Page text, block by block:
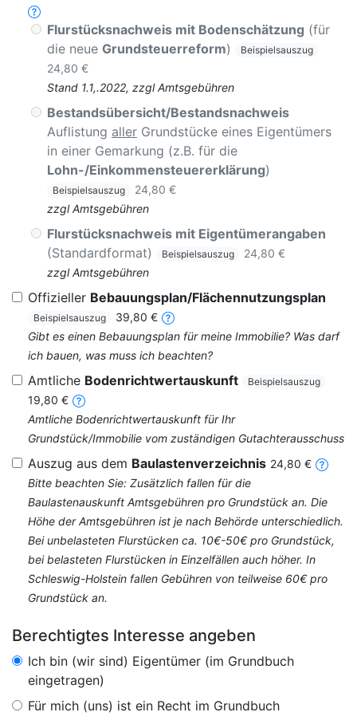
Flurstücksnachweis mit Bodenschätzung (für
die neue Grundsteuerreform) Beispielsauszug
24,80 €
Stand 1.1,.2022, zzgl Amtsgebühren
Bestandsübersicht/Bestandsnachweis
Auflistung aller Grundstücke eines Eigentümers
in einer Gemarkung (z.B. für die
Lohn-/Einkommensteuererklärung)
Beispielsauszug
24,80 €
zzgl Amtsgebühren
Flurstücksnachweis mit Eigentümerangaben
(Standardformat)
Beispielsauszug
24,80 €
zzgl Amtsgebühren
Offizieller Bebauungsplan/Flächennutzungsplan
Beispielsauszug
39,80 €
Gibt es einen Bebauungsplan für meine Immobilie? Was darf
ich bauen, was muss ich beachten?
Amtliche Bodenrichtwertauskunft Beispielsauszug
19,80 €
Amtliche Bodenrichtwertauskunft für Ihr
Grundstück/Immobilie vom zuständigen Gutachterausschuss
Auszug aus dem Baulastenverzeichnis 24,80 €
Bitte beachten Sie: Zusätzlich fallen für die
Baulastenauskunft Amtsgebühren pro Grundstück an. Die
Höhe der Amtsgebühren ist je nach Behörde unterschiedlich.
Bei unbelasteten Flurstücken ca. 10€-50€ pro Grundstück,
bei belasteten Flurstücken in Einzelfällen auch höher. In
Schleswig-Holstein fallen Gebühren von teilweise 60€ pro
Grundstück an.
Berechtigtes Interesse angeben
Ich bin (wir sind) Eigentümer (im Grundbuch
eingetragen)
Für mich (uns) ist ein Recht im Grundbuch